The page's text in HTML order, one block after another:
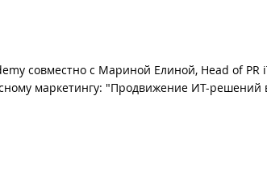
совместно с Мариной Елиной, Head of PR
маркетингу: "Продвижение ИТ-